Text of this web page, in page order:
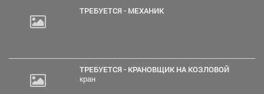
ТРЕБУЕТСЯ - МЕХАНИК
ТРЕБУЕТСЯ - КРАНОВЩИК НА КОЗЛОВОЙ
кран